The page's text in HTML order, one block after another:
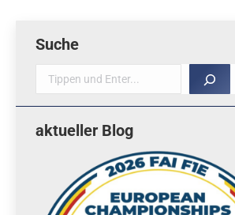
Suche
Suche
aktueller Blog